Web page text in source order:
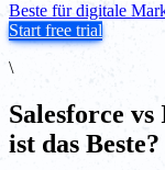
Beste für digitale
Start free trial
\
Salesforce
ist das Beste?